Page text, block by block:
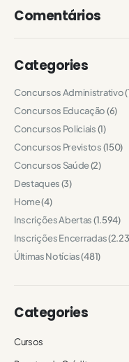
Comentários
Categories
Concursos Administrativo
Concursos Educação(6)
Concursos Policiais(1)
Concursos Previstos(150)
Concursos Saúde(2)
Destaques(3)
Home(4)
Inscrições Abertas(1.594)
Inscrições Encerradas
Últimas Notícias(481)
Categories
Cursos